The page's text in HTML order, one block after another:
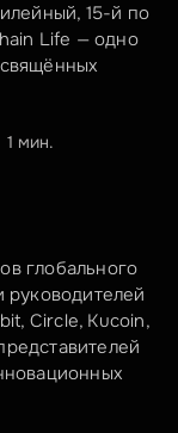
15-й по
Life — одно
1 мин.
глобального
руководителей
Circle, Kucoin,